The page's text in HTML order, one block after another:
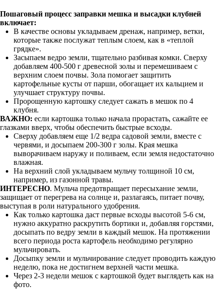
Пошаговый процесс заправки мешка и высадки клубней
включает:
В качестве основы укладываем дренаж, например, ветки,
которые также послужат теплым слоем, как в «теплой
грядке».
Засыпаем ведро земли, тщательно разбивая комки. Сверху
добавляем 400-500 г древесной золы и перемешиваем с
верхним слоем почвы. Зола помогает защитить
картофельные кусты от парши, обогащает их кальцием и
улучшает структуру почвы.
Пророщенную картошку следует сажать в мешок по 4
клубня.
ВАЖНО: если картошка только начала прорастать, сажайте ее
глазками вверх, чтобы обеспечить быстрые всходы.
Сверху добавляем еще 1/2 ведра садовой земли, вместе с
червями, и досыпаем 200-300 г золы. Края мешка
выворачиваем наружу и поливаем, если земля недостаточно
влажная.
На верхний слой укладываем мульчу толщиной 10 см,
например, из газонной травы.
ИНТЕРЕСНО. Мульча предотвращает пересыхание земли,
защищает от перегрева на солнце и, разлагаясь, питает почву,
выступая в роли натурального удобрения.
Как только картошка даст первые всходы высотой 5-6 см,
нужно аккуратно раскрутить бортики и, добавляя горстями,
досыпать по ведру земли в каждый мешок. На протяжении
всего периода роста картофель необходимо регулярно
мульчировать.
Досыпку земли и мульчирование следует проводить каждую
неделю, пока не достигнем верхней части мешка.
Через 2-3 недели мешок с картошкой будет выглядеть как на
фото.